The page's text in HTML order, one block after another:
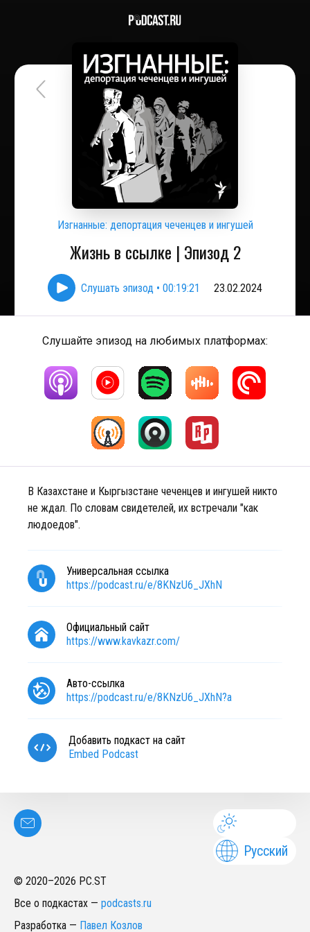
Изгнанные: депортация чеченцев и ингушей
Жизнь в ссылке | Эпизод 2
Слушать эпизод • 00:19:21 23.02.2024
Слушайте эпизод на любимых платформах:
В Казахстане и Кыргызстане чеченцев и ингушей никто
не ждал. По словам свидетелей, их встречали "как
людоедов".
Универсальная ссылка
https://podcast.ru/e/8KNzU6_JXhN
Официальный сайт
https://www.kavkazr.com/
Авто-ссылка
https://podcast.ru/e/8KNzU6_JXhN?a
Добавить подкаст на сайт
Embed Podcast
Русский
© 2020–2026 PC.ST
Все о подкастах — podcasts.ru
Разработка — Павел Козлов